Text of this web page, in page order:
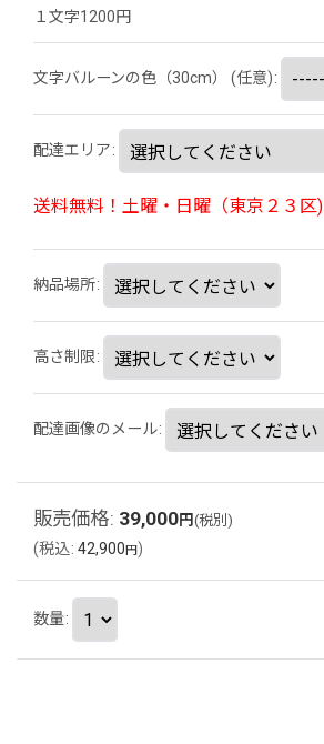
１文字1200円
文字バルーンの色（30cm） (任意):
配達エリア:
送料無料！土曜・日曜（東京２３区)
納品場所:
高さ制限:
配達画像のメール:
販売価格: 39,000円 (税別)
(税込: 42,900 円 )
数量: